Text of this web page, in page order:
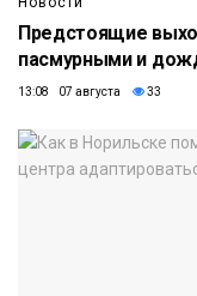
Предстоящие
пасмурными и
13:08 07 августа 33